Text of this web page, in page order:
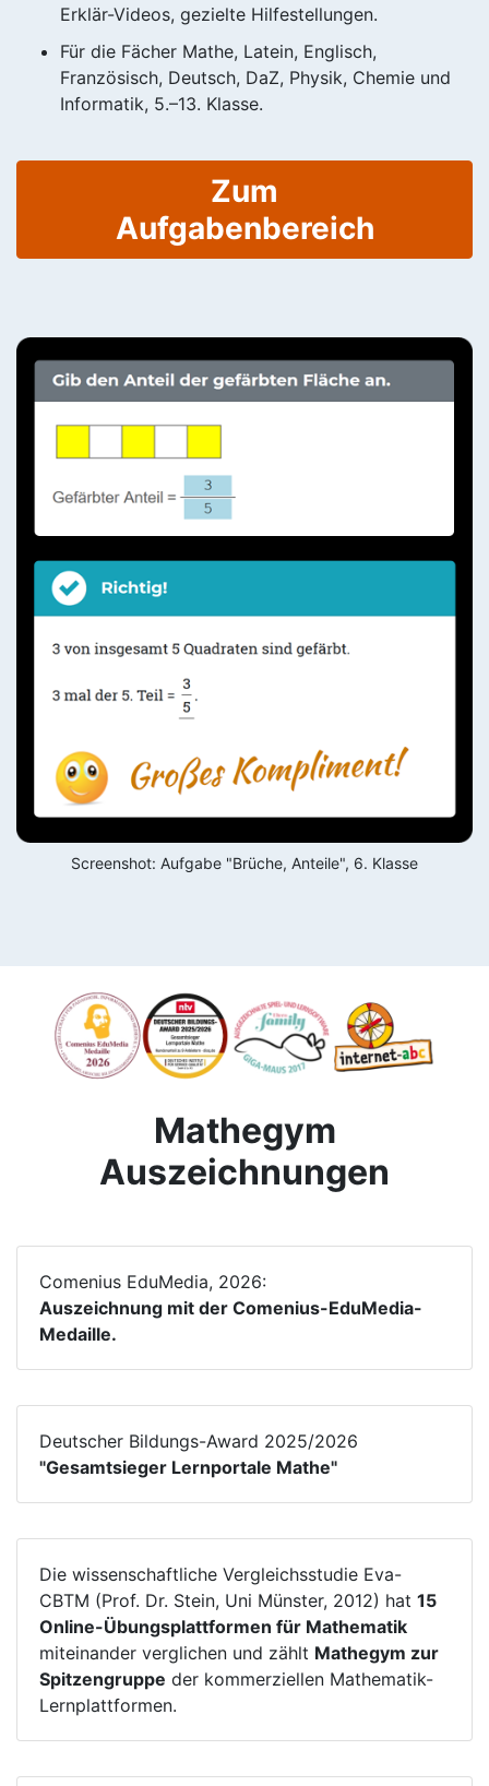
Erklär-Videos, gezielte Hilfestellungen.
Für die Fächer Mathe, Latein, Englisch,
Französisch, Deutsch, DaZ, Physik, Chemie und
Informatik, 5.–13. Klasse.
Zum
Aufgabenbereich
Screenshot: Aufgabe "Brüche, Anteile", 6. Klasse
Mathegym
Auszeichnungen
Comenius EduMedia, 2026:
Auszeichnung mit der Comenius-EduMedia-
Medaille.
Deutscher Bildungs-Award 2025/2026
"Gesamtsieger Lernportale Mathe"
Die wissenschaftliche Vergleichsstudie Eva-
CBTM (Prof. Dr. Stein, Uni Münster, 2012) hat 15
Online-Übungsplattformen für Mathematik
miteinander verglichen und zählt Mathegym zur
Spitzengruppe der kommerziellen Mathematik-
Lernplattformen.